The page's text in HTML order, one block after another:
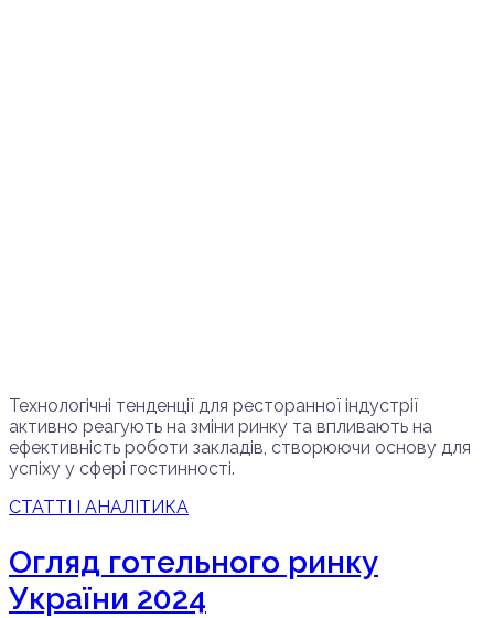
Технологічні тенденції для ресторанної індустрії
активно реагують на зміни ринку та впливають на
ефективність роботи закладів, створюючи основу для
успіху у сфері гостинності.
СТАТТІ І АНАЛІТИКА
Огляд готельного ринку
України 2024